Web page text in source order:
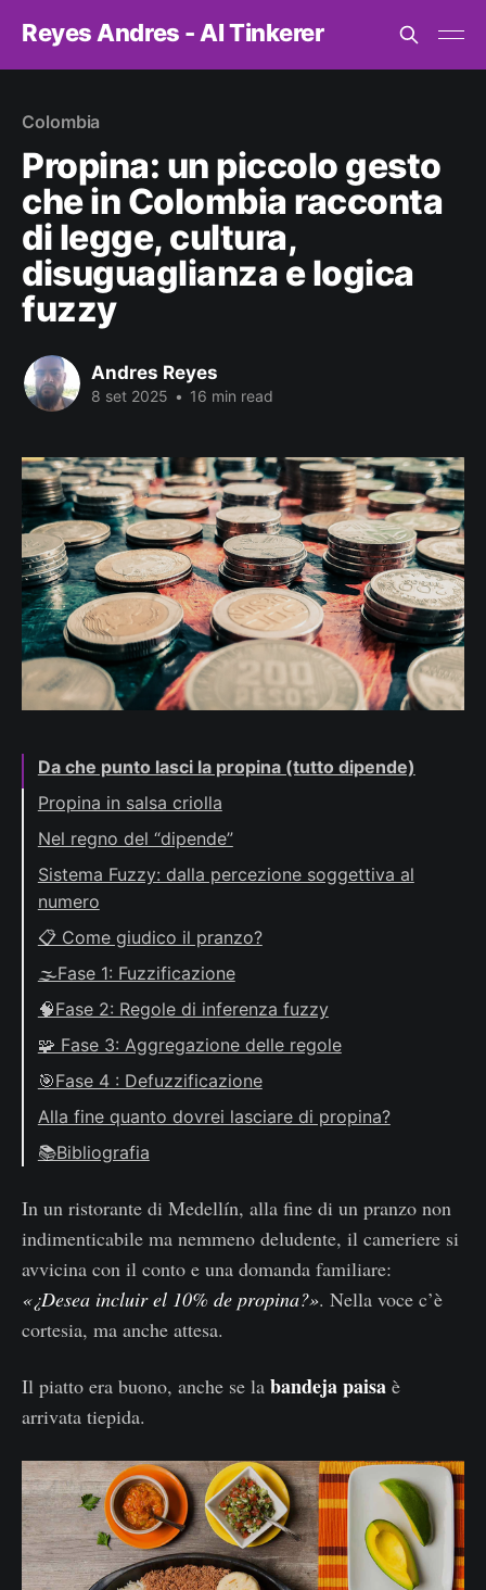
Reyes Andres - AI Tinkerer
Colombia
Propina: un piccolo gesto
che in Colombia racconta
di legge, cultura,
disuguaglianza e logica
fuzzy
Andres Reyes
8 set 2025 • 16 min read
Da che punto lasci la propina (tutto dipende)
Propina in salsa criolla
Monologo interiore
Nel regno del “dipende”
Logica Fuzzy
Sistema Fuzzy: dalla percezione soggettiva al
numero
🌫️ Fuzzificazione
🧠Inferenza
🧩 Aggregazione
🎯 Defuzzificazione
📋 Come giudico il pranzo?
🔊 Perché il rumore è importante… e il
🌫️Fase 1: Fuzzificazione
Gradi di appartenenza Fuzzy
🧠Fase 2: Regole di inferenza fuzzy
Regola 1: servizio medio ∧ cibo medio →
alta
Regola 3: musica fastidiosa → propina
🔄 Implicazione fuzzy (taglio delle curve)
🧩 Fase 3: Aggregazione delle regole
🎯Fase 4 : Defuzzificazione
Alla fine quanto dovrei lasciare di propina?
📚Bibliografia
In un ristorante di Medellín, alla fine di un pranzo non
indimenticabile ma nemmeno deludente, il cameriere si
avvicina con il conto e una domanda familiare:
«¿Desea incluir el 10% de propina?». Nella voce c’è
cortesia, ma anche attesa.
Il piatto era buono, anche se la bandeja paisa è
arrivata tiepida.